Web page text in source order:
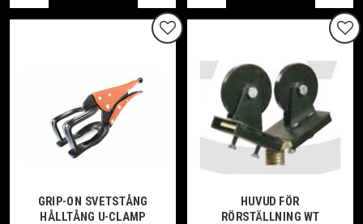
GRIP-ON SVETSTÅNG
HÅLLTÅNG U-CLAMP
Lägg till i favoriter
HUVUD FÖR
RÖRSTÄLLNING WT